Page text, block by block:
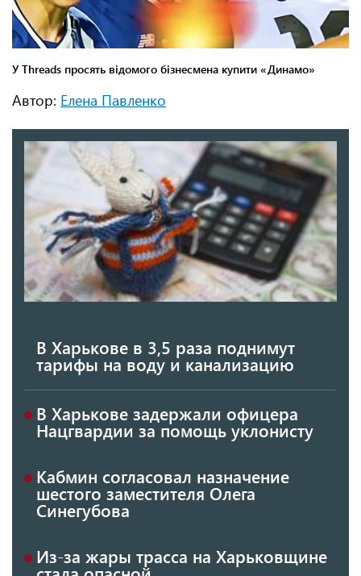
Автор: Елена Павленко
В Харькове в 3,5 раза поднимут
тарифы на воду и канализацию
В Харькове задержали офицера
Нацгвардии за помощь уклонисту
Кабмин согласовал назначение
шестого заместителя Олега
Синегубова
Из-за жары трасса на Харьковщине